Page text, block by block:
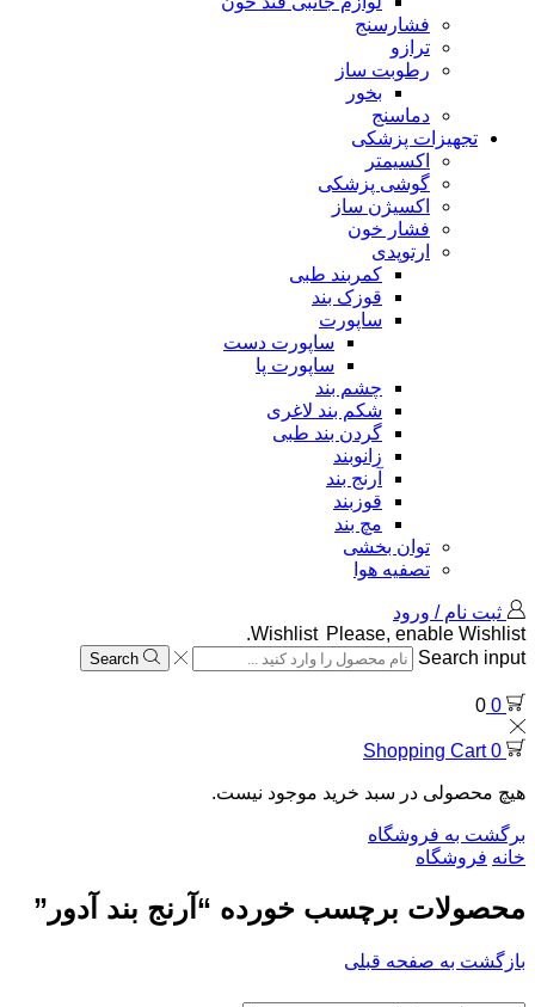
فشارسنج
ترازو
رطوبت ساز
بخور
دماسنج
تجهیزات پزشکی
اکسیمتر
گوشی پزشکی
اکسیژن ساز
فشار خون
ارتوپدی
کمربند طبی
قوزک بند
ساپورت
ساپورت دست
ساپورت پا
چشم بند
شکم بند لاغری
گردن بند طبی
زانوبند
آرنج بند
قوزبند
مچ بند
توان بخشی
تصفیه هوا
ثبت نام / ورود
Wishlist Please, enable Wishlist.
Search input
Search
0
0
0
Shopping Cart
هیچ محصولی در سبد خرید موجود نیست.
برگشت به فروشگاه
خانه فروشگاه
محصولات برچسب خورده “آرنج بند آدور”
بازگشت به صفحه قبلی